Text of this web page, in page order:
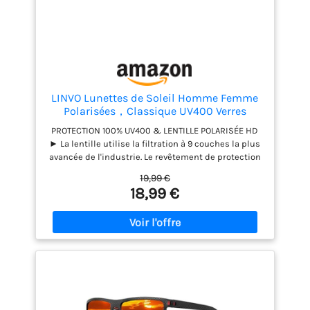
engageons à vous fournir des solutions en temps
opportun.
LINVO Lunettes de Soleil Homme Femme
Polarisées，Classique UV400 Verres
PROTECTION 100% UV400 & LENTILLE POLARISÉE HD
► La lentille utilise la filtration à 9 couches la plus
avancée de l'industrie. Le revêtement de protection
bloquant à 100% les rayons nocifs UVA, UVB et UVC.
Les lentilles polarisantes HD peuvent filtrer les
reflets du soleil et réduire la fatigue oculaire.
Restaure les vraies couleurs, élimine la lumière
réfléchie et la lumière diffusée et aide à mieux voir.
MATÉRIAUX DE HAUTE QUALITÉ ► La monture en PC
haute qualité sont résistantes aux chocs et aux
19,99 €
18,99 €